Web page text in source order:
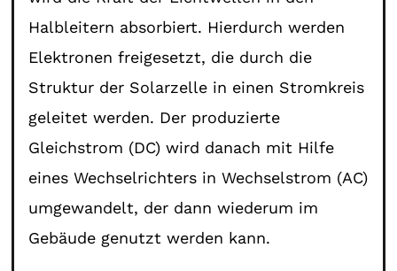
Halbleitern absorbiert. Hierdurch werden
Elektronen freigesetzt, die durch die
Struktur der Solarzelle in einen Stromkreis
geleitet werden. Der produzierte
Gleichstrom (DC) wird danach mit Hilfe
eines Wechselrichters in Wechselstrom (AC)
umgewandelt, der dann wiederum im
Gebäude genutzt werden kann.